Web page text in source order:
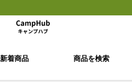
新着商品 商品を検索